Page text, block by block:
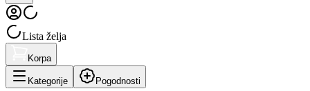
Lista želja
Korpa
Kategorije Pogodnosti